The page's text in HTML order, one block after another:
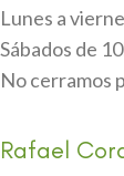
Lunes a
Sábados de
No cerramos
Rafael